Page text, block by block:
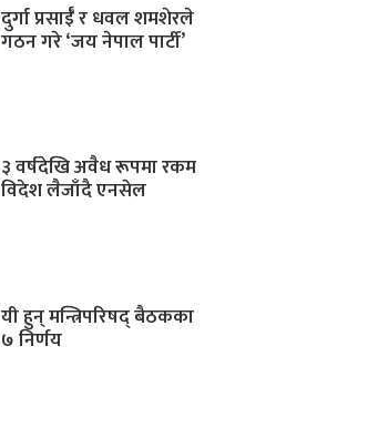
दुर्गा प्रसाईँ र धवल शमशेरले
गठन गरे ‘जय नेपाल पार्टी’
३ वर्षदेखि अवैध रूपमा रकम
विदेश लैजाँदै एनसेल
यी हुन् मन्त्रिपरिषद् बैठकका
७ निर्णय